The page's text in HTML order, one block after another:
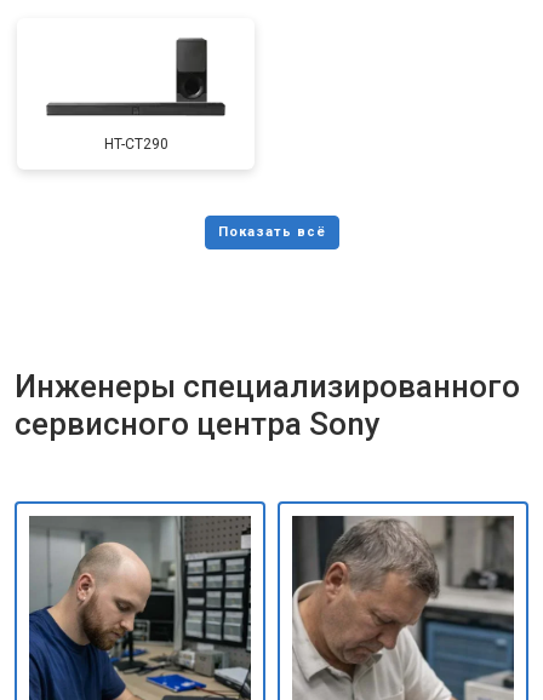
HT-CT290
Инженеры специализированного
сервисного центра Sony